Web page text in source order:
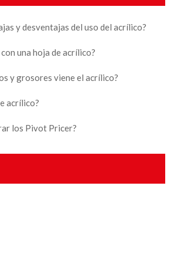
y desventajas del uso del acrílico?
una hoja de acrílico?
y grosores viene el acrílico?
acrílico?
los Pivot Pricer?